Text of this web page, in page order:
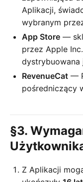
Aplikacji,
wybranym
App Store —
przez Apple
dystrybuowana
RevenueCat —
pośredniczący
§3.
Z Aplikacji